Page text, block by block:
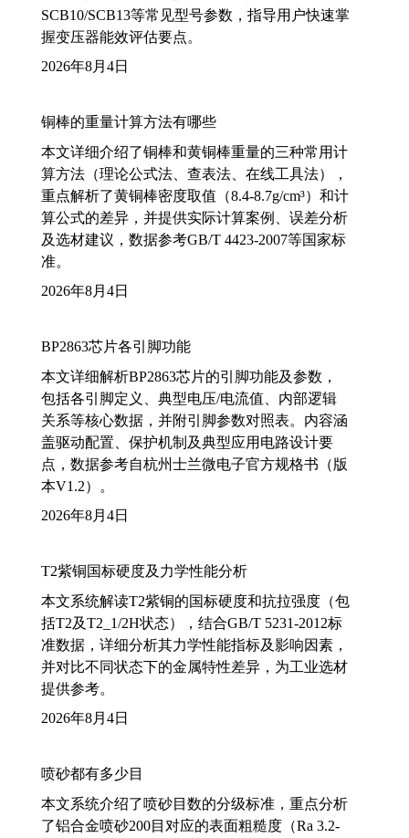
SCB10/SCB13等常见型号参数，指导用户快速掌
握变压器能效评估要点。
2026年8月4日
铜棒的重量计算方法有哪些
本文详细介绍了铜棒和黄铜棒重量的三种常用计
算方法（理论公式法、查表法、在线工具法），
重点解析了黄铜棒密度取值（8.4-8.7g/cm³）和计
算公式的差异，并提供实际计算案例、误差分析
及选材建议，数据参考GB/T 4423-2007等国家标
准。
2026年8月4日
BP2863芯片各引脚功能
本文详细解析BP2863芯片的引脚功能及参数，
包括各引脚定义、典型电压/电流值、内部逻辑
关系等核心数据，并附引脚参数对照表。内容涵
盖驱动配置、保护机制及典型应用电路设计要
点，数据参考自杭州士兰微电子官方规格书（版
本V1.2）。
2026年8月4日
T2紫铜国标硬度及力学性能分析
本文系统解读T2紫铜的国标硬度和抗拉强度（包
括T2及T2_1/2H状态），结合GB/T 5231-2012标
准数据，详细分析其力学性能指标及影响因素，
并对比不同状态下的金属特性差异，为工业选材
提供参考。
2026年8月4日
喷砂都有多少目
本文系统介绍了喷砂目数的分级标准，重点分析
了铝合金喷砂200目对应的表面粗糙度（Ra 3.2-